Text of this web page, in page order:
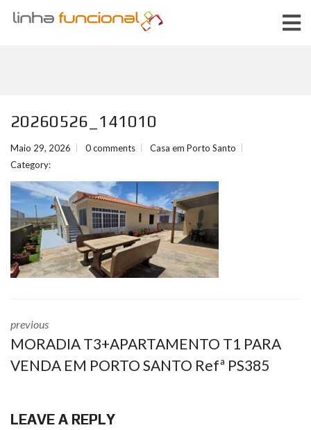
20260526_141010
Maio 29, 2026 0 comments
Casa em Porto Santo
Category:
previous
MORADIA T3+APARTAMENTO T1 PARA
VENDA EM PORTO SANTO Refª PS385
LEAVE A REPLY